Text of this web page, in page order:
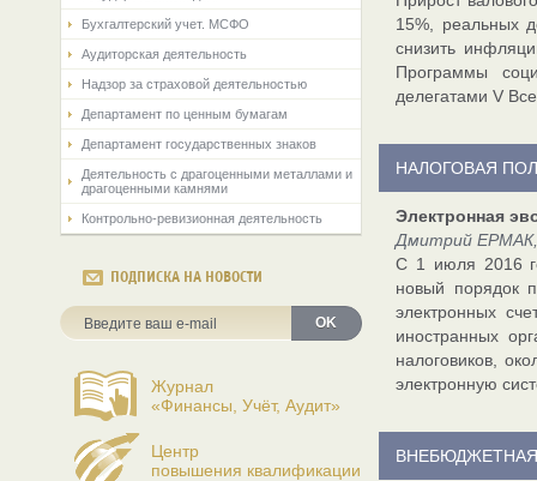
Бухгалтерский учет. МСФО
Аудиторская деятельность
Надзор за страховой деятельностью
Департамент по ценным бумагам
Департамент государственных знаков
Деятельность с драгоценными металлами и
драгоценными камнями
Контрольно-ревизионная деятельность
ПОДПИСКА НА НОВОСТИ
OK
Журнал
«Финансы, Учёт, Аудит»
Центр
повышения квалификации
15%, реальных
снизить
Программы
делегатами V
НАЛОГОВАЯ
Электронная
Дмитрий
С 1 июля 2016
новый порядок
электронных
иностранных
налоговиков,
электронную